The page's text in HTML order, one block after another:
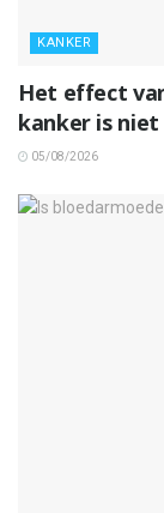
KANKER
Het effect
kanker is niet
05/08/2026